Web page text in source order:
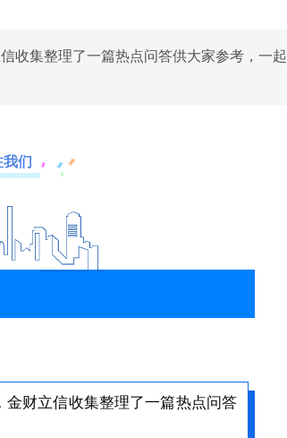
收集整理了一篇热点问答供大家参考，一起
们
财立信收集整理了一篇热点问答